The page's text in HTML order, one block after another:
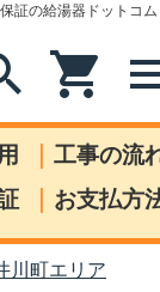
証の給湯器ドットコム
shopping_cart
| 工事の流
| お支払方
川町エリア